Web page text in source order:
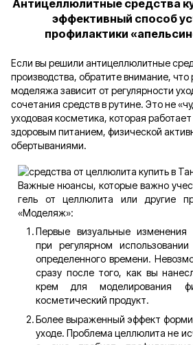
Антицеллюлитные средства
эффективный способ
профилактики
Если вы решили антицеллюлитные
производства, обратите внимание,
моделяжа зависит от регулярности
сочетания средств в рутине. Это не
уходовая косметика, которая
здоровым питанием, физической
обертываниями.
Важные нюансы, которые важно
гель от целлюлита или другие
«Моделяж»:
Первые визуальные
при регулярном
определенного времени.
сразу после того, как вы
крем для моделирования
косметический продукт.
Более выраженный эффект
уходе. Проблема целлюлита не